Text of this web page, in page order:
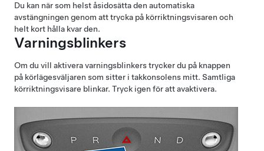
Du kan när som helst åsidosätta den automatiska
avstängningen genom att trycka på körriktningsvisaren och
helt kort hålla kvar den.
Varningsblinkers
Om du vill aktivera varningsblinkers trycker du på knappen
på körlägesväljaren som sitter i takkonsolens mitt. Samtliga
körriktningsvisare blinkar. Tryck igen för att avaktivera.